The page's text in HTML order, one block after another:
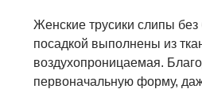
Женские трусики слипы
посадкой выполнены из
воздухопроницаемая.
первоначальную форму,